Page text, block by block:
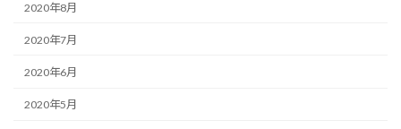
2020年8月
2020年7月
2020年6月
2020年5月